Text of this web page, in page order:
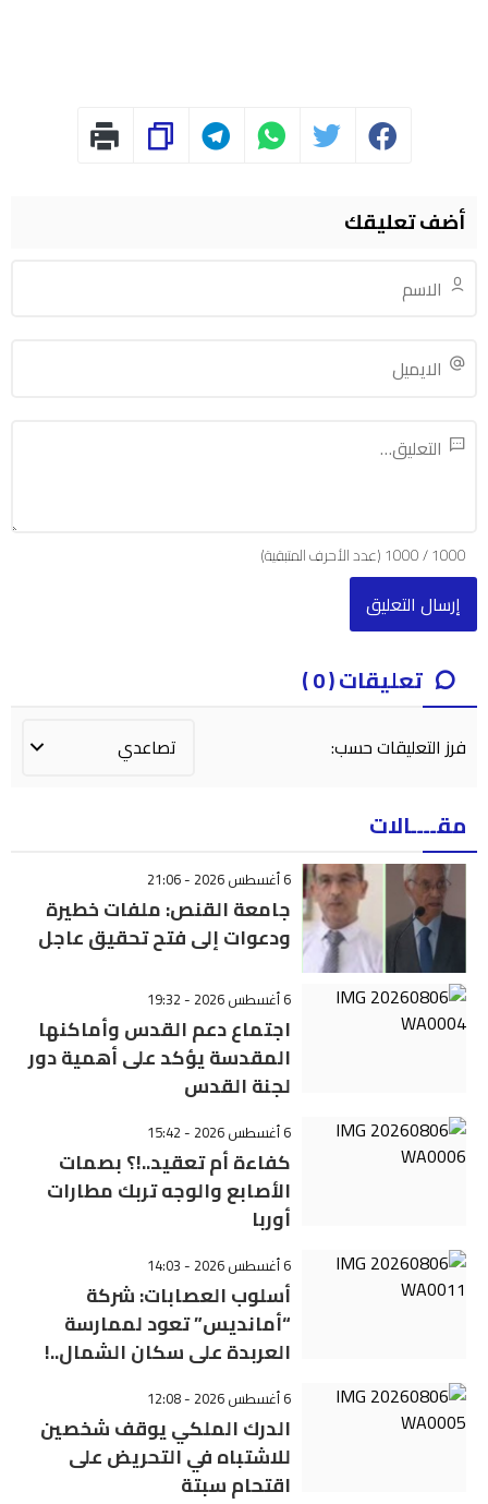
أضف تعليقك
1000
/
1000(عدد الأحرف المتبقية)
تعليقات ( 0 )
فرز التعليقات حسب:
مقــــالات
6 أغسطس 2026 - 21:06
جامعة القنص: ملفات خطيرة
ودعوات إلى فتح تحقيق عاجل
6 أغسطس 2026 - 19:32
اجتماع دعم القدس وأماكنها
المقدسة يؤكد على أهمية دور
لجنة القدس
6 أغسطس 2026 - 15:42
كفاءة أم تعقيد..!؟ بصمات
الأصابع والوجه تربك مطارات
أوربا
6 أغسطس 2026 - 14:03
أسلوب العصابات: شركة
“أمانديس” تعود لممارسة
العربدة على سكان الشمال..!
6 أغسطس 2026 - 12:08
الدرك الملكي يوقف شخصين
للاشتباه في التحريض على
اقتحام سبتة